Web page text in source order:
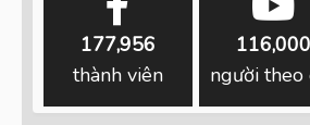
177,956
thành viên
116,000
người theo